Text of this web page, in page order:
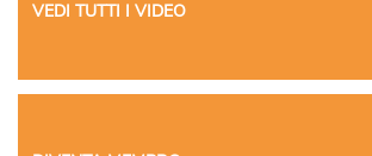
VEDI TUTTI I VIDEO